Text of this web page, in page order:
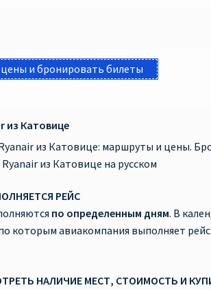
и бронировать билеты
из Катовице
из Катовице: маршруты и цены.
из Катовице на русском
РЕЙС
по определенным дням. В
которым авиакомпания выполняет
НАЛИЧИЕ МЕСТ, СТОИМОСТЬ И